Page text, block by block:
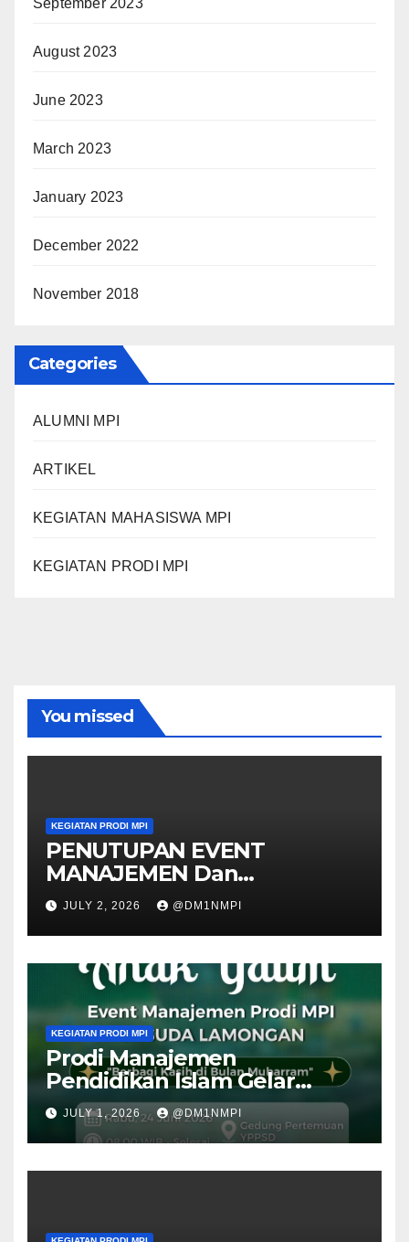
September 2023
August 2023
June 2023
March 2023
January 2023
December 2022
November 2018
Categories
ALUMNI MPI
ARTIKEL
KEGIATAN MAHASISWA MPI
KEGIATAN PRODI MPI
You missed
KEGIATAN PRODI MPI
PENUTUPAN EVENT
MANAJEMEN Dan
DIESMAULIDIYAH Ke 11
JULY 2, 2026 @DM1NMPI
KEGIATAN PRODI MPI
Prodi Manajemen
Pendidikan Islam Gelar
Santunan Anak Yatim Piatu
“Berbagi Kasih di Bulan
Muharam”
JULY 1, 2026 @DM1NMPI